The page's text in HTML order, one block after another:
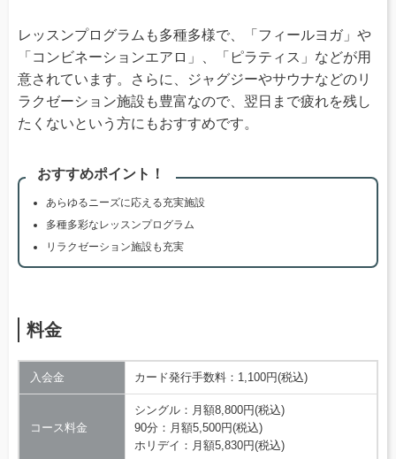
レッスンプログラムも多種多様で、「フィールヨガ」や
「コンビネーションエアロ」、「ピラティス」などが用
意されています。さらに、ジャグジーやサウナなどのリ
ラクゼーション施設も豊富なので、翌日まで疲れを残し
たくないという方にもおすすめです。
おすすめポイント！
あらゆるニーズに応える充実施設
多種多彩なレッスンプログラム
リラクゼーション施設も充実
料金
入会金 カード発行手数料：1,100円(税込)
コース料金
シングル：月額8,800円(税込)
90分：月額5,500円(税込)
ホリデイ：月額5,830円(税込)